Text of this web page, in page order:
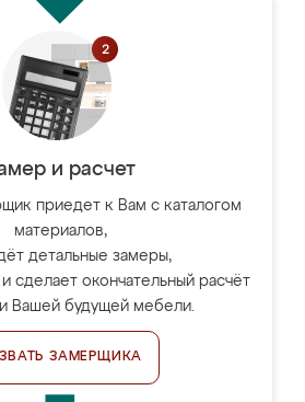
и расчет
приедет к Вам с каталогом
материалов,
детальные замеры,
сделает окончательный расчёт
Вашей будущей мебели.
ЗАМЕРЩИКА